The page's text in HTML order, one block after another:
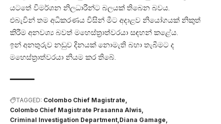
යටතේ විමර්ශන නිලධාරීන්ට බලයක් තිබෙන බවය.
එබැවින් තම අධිකරණය විසින් මීට අදාළව නියෝගයක් නිකුත්
කිරීම අනවශ්‍ය බවත් මහෙස්ත්‍රාත්වරයා සඳහන් කළේය.
ඉන් අනතුරුව නඩුව දිනයක් නොමැති බහා තැබීමට ද
මහෙස්ත්‍රාත්වරයා නියම කර තිබේ.
TAGGED: Colombo Chief Magistrate
Colombo Chief Magistrate Prasanna Alwis
Criminal Investigation Department Diana Gamage